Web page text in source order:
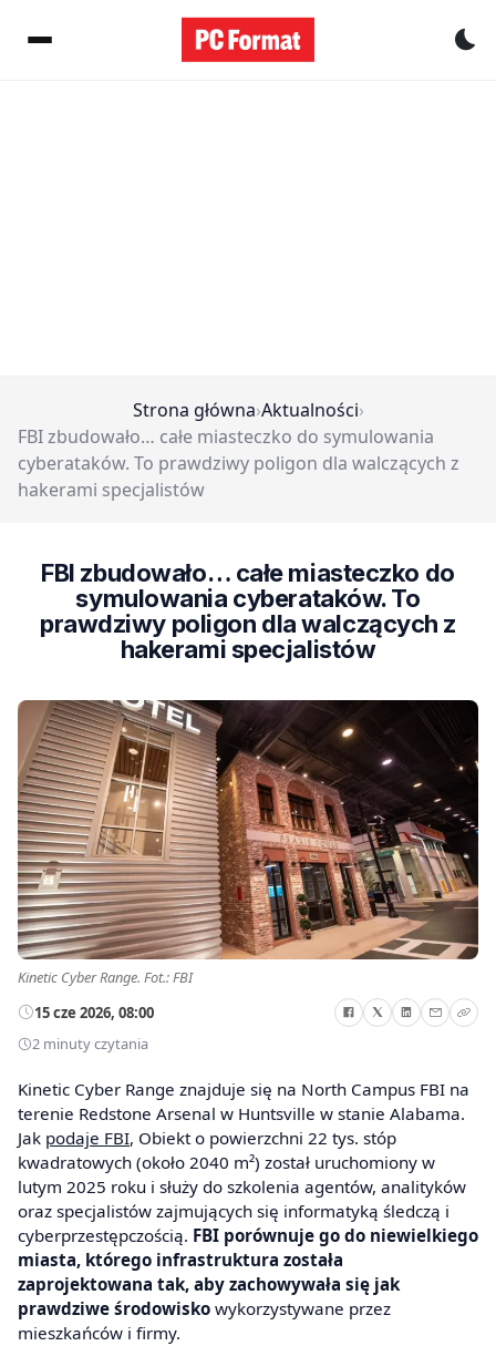
Strona główna›Aktualności›
FBI zbudowało… całe miasteczko do symulowania
cyberataków. To prawdziwy poligon dla walczących z
hakerami specjalistów
FBI zbudowało… całe miasteczko do
symulowania cyberataków. To
prawdziwy poligon dla walczących z
hakerami specjalistów
Kinetic Cyber Range. Fot.: FBI
15 cze 2026, 08:00
2 minuty czytania
Kinetic Cyber Range znajduje się na North Campus FBI na
terenie Redstone Arsenal w Huntsville w stanie Alabama.
Jak podaje FBI, Obiekt o powierzchni 22 tys. stóp
kwadratowych (około 2040 m²) został uruchomiony w
lutym 2025 roku i służy do szkolenia agentów, analityków
oraz specjalistów zajmujących się informatyką śledczą i
cyberprzestępczością. FBI porównuje go do niewielkiego
miasta, którego infrastruktura została
zaprojektowana tak, aby zachowywała się jak
prawdziwe środowisko wykorzystywane przez
mieszkańców i firmy.